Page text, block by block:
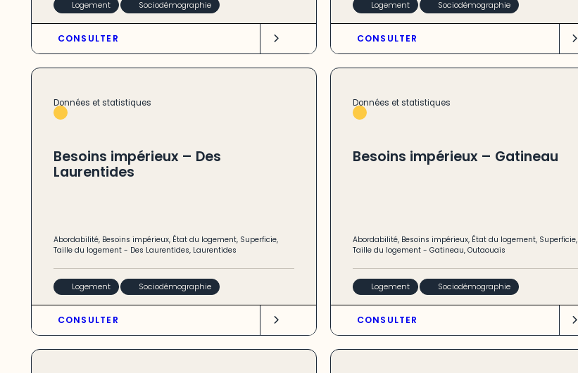
Logement Sociodémographie
CONSULTER
Logement Sociodémographie
CONSULTER
Données et statistiques
Besoins impérieux – Des
Laurentides
Abordabilité, Besoins impérieux, État du logement, Superficie,
Taille du logement- Des Laurentides, Laurentides
Logement Sociodémographie
CONSULTER
Données et statistiques
Besoins impérieux – Gatineau
Abordabilité, Besoins impérieux, État du logement, Superficie,
Taille du logement- Gatineau, Outaouais
Logement Sociodémographie
CONSULTER